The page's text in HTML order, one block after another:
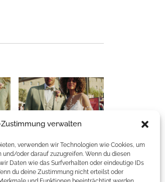
verwalten
verwenden wir Technologien wie Cookies, um
oder darauf zuzugreifen. Wenn du diesen
Daten wie das Surfverhalten oder eindeutige IDs
du deine Zustimmung nicht erteilst oder